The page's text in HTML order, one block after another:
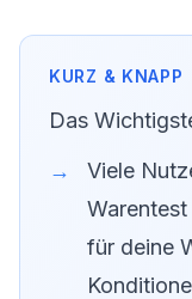
Das
Viele
für deine